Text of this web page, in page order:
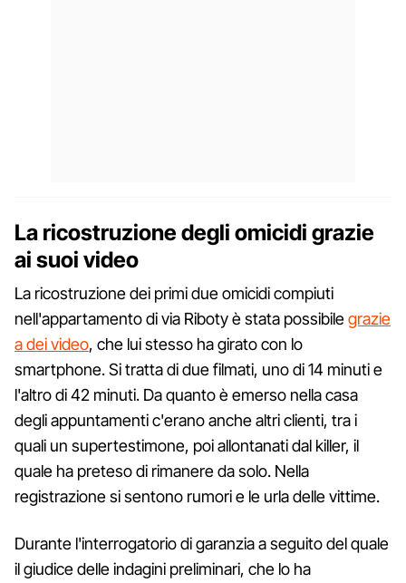
La ricostruzione degli omicidi grazie
ai suoi video
La ricostruzione dei primi due omicidi compiuti
nell'appartamento di via Riboty è stata possibilegrazie
a dei video, che lui stesso ha girato con lo
smartphone. Si tratta di due filmati, uno di 14 minuti e
l'altro di 42 minuti. Da quanto è emerso nella casa
degli appuntamenti c'erano anche altri clienti, tra i
quali un supertestimone, poi allontanati dal killer, il
quale ha preteso di rimanere da solo. Nella
registrazione si sentono rumori e le urla delle vittime.
Durante l'interrogatorio di garanzia a seguito del quale
il giudice delle indagini preliminari, che lo ha